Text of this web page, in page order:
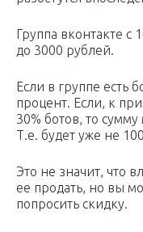
Группа вконтакте с
до 3000 рублей.
Если в группе есть
процент. Если, к
30% ботов, то
Т.е. будет уже не
Это не значит, что
ее продать, но вы
попросить скидку.